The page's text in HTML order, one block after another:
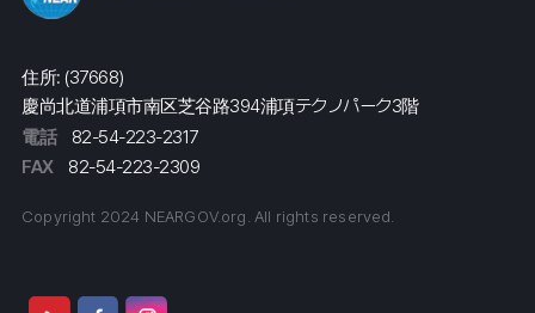
住所: (37668)
慶尚北道浦項市南区芝谷路394浦項テクノパーク3階
電話
82-54-223-2317
FAX
82-54-223-2309
Copyright 2024 NEARGOV.org. All rights reserved.